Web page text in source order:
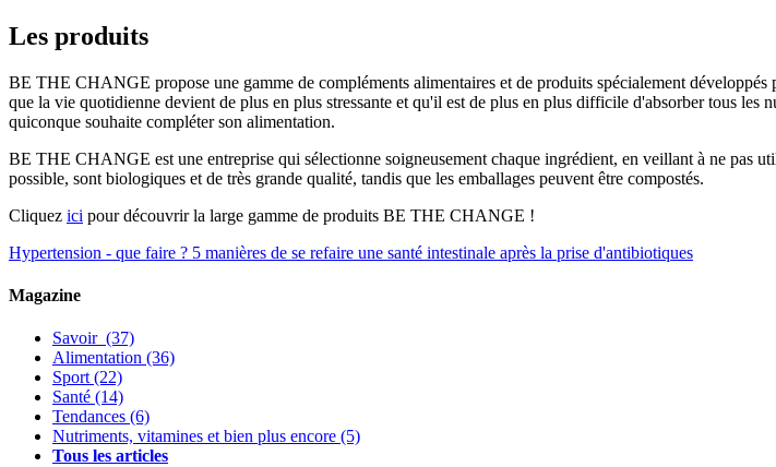
Les produits
BE THE CHANGE propose une gamme de compléments alimentaires et de produits spécialement
que la vie quotidienne devient de plus en plus stressante et qu'il est de plus en plus difficile d'absorber tous
quiconque souhaite compléter son alimentation.
BE THE CHANGE est une entreprise qui sélectionne soigneusement chaque ingrédient, en veillant à ne pas
possible, sont biologiques et de très grande qualité, tandis que les emballages peuvent être compostés.
Cliquez ici pour découvrir la large gamme de produits BE THE CHANGE !
Hypertension - que faire ? 5 manières de se refaire une santé intestinale après la prise d'antibiotiques
Magazine
Savoir (37)
Alimentation (36)
Sport (22)
Santé (14)
Tendances (6)
Nutriments, vitamines et bien plus encore (5)
Tous les articles